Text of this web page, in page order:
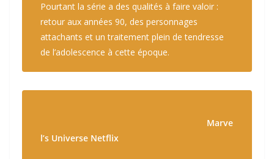
Pourtant la série a des qualités à faire valoir :
retour aux années 90, des personnages
attachants et un traitement plein de tendresse
de l’adolescence à cette époque.
Marve
l’s Universe Netflix